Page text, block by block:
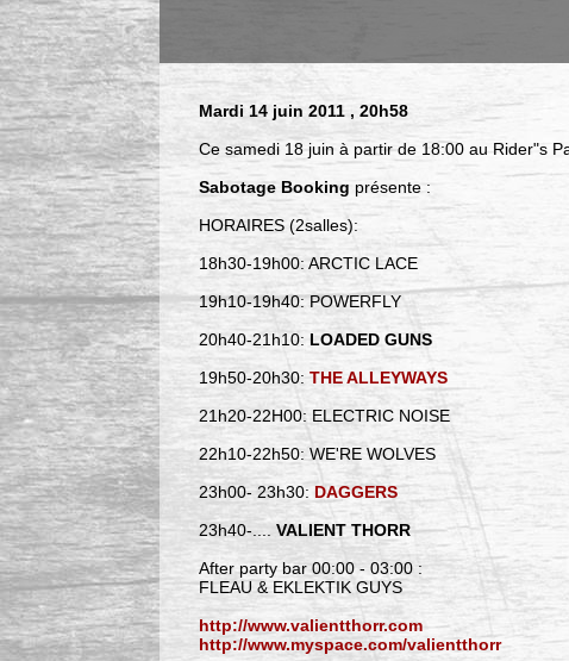
Mardi 14 juin 2011 , 20h58
Ce samedi 18 juin à partir de 18:00 au Rider"s
Sabotage Booking présente :
HORAIRES (2salles):
18h30-19h00: ARCTIC LACE
19h10-19h40: POWERFLY
20h40-21h10: LOADED GUNS
19h50-20h30: THE ALLEYWAYS
21h20-22H00: ELECTRIC NOISE
22h10-22h50: WE'RE WOLVES
23h00- 23h30: DAGGERS
23h40-.... VALIENT THORR
After party bar 00:00 - 03:00 :
FLEAU & EKLEKTIK GUYS
http://www.valientthorr.com
http://www.myspace.com/valientthorr